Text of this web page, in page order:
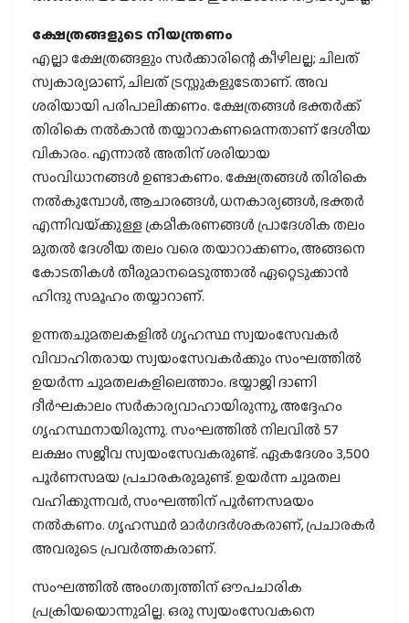
ക്ഷേത്രങ്ങളുടെ നിയന്ത്രണം
എല്ലാ ക്ഷേത്രങ്ങളും സര്‍ക്കാരിന്റെ കീഴിലല്ല; ചിലത്
സ്വകാര്യമാണ്, ചിലത് ട്രസ്റ്റുകളുടേതാണ്. അവ
ശരിയായി പരിപാലിക്കണം. ക്ഷേത്രങ്ങള്‍ ഭക്തര്‍ക്ക്
തിരികെ നല്‍കാന്‍ തയ്യാറാകണമെന്നതാണ് ദേശീയ
വികാരം. എന്നാല്‍ അതിന് ശരിയായ
സംവിധാനങ്ങള്‍ ഉണ്ടാകണം. ക്ഷേത്രങ്ങള്‍ തിരികെ
നല്‍കുമ്പോള്‍, ആചാരങ്ങള്‍, ധനകാര്യങ്ങള്‍, ഭക്തര്‍
എന്നിവയ്‌ക്കുള്ള ക്രമീകരണങ്ങള്‍ പ്രാദേശിക തലം
മുതല്‍ ദേശീയ തലം വരെ തയാറാക്കണം, അങ്ങനെ
കോടതികള്‍ തീരുമാനമെടുത്താല്‍ ഏറ്റെടുക്കാന്‍
ഹിന്ദു സമൂഹം തയ്യാറാണ്.
ഉന്നതചുമതലകളില്‍ ഗൃഹസ്ഥ സ്വയംസേവകര്‍
വിവാഹിതരായ സ്വയംസേവകര്‍ക്കും സംഘത്തില്‍
ഉയര്‍ന്ന ചുമതലകളിലെത്താം. ഭയ്യാജി ദാണി
ദീര്‍ഘകാലം സര്‍കാര്യവാഹായിരുന്നു, അദ്ദേഹം
ഗൃഹസ്ഥനായിരുന്നു. സംഘത്തില്‍ നിലവില്‍ 57
ലക്ഷം സജീവ സ്വയംസേവകരുണ്ട്. ഏകദേശം 3,500
പൂര്‍ണസമയ പ്രചാരകരുമുണ്ട്. ഉയര്‍ന്ന ചുമതല
വഹിക്കുന്നവര്‍, സംഘത്തിന് പൂര്‍ണസമയം
നല്‍കണം. ഗൃഹസ്ഥര്‍ മാര്‍ഗദര്‍ശകരാണ്, പ്രചാരകര്‍
അവരുടെ പ്രവര്‍ത്തകരാണ്.
സംഘത്തില്‍ അംഗത്വത്തിന് ഔപചാരിക
പ്രക്രിയയൊന്നുമില്ല. ഒരു സ്വയംസേവകനെ